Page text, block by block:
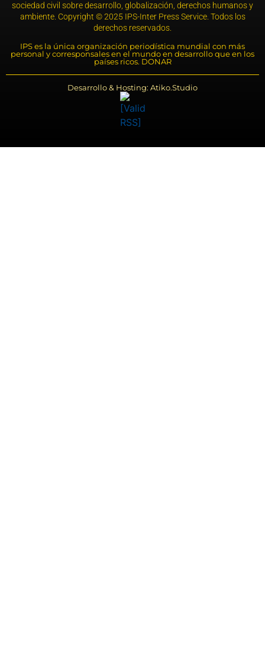
sociedad civil sobre desarrollo, globalización, derechos humanos y
ambiente. Copyright © 2025 IPS-Inter Press Service. Todos los
derechos reservados.
IPS es la única organización periodística mundial con más
personal y corresponsales en el mundo en desarrollo que en los
países ricos. DONAR
Desarrollo & Hosting: Atiko.Studio